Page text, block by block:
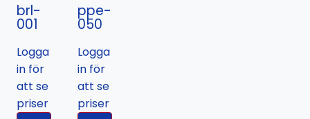
brl-
001
Logga
in för
att se
priser
ppe-
050
Logga
in för
att se
priser